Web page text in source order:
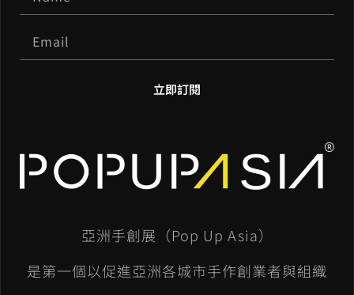
亞洲手創展（Pop Up Asia）
是第一個以促進亞洲各城市手作創業者與組織
立即訂閱
l
t
n